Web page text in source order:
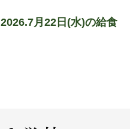
2026.7月22日(水)の給食